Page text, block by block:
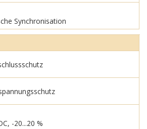
Synchronisation
-20...20 %